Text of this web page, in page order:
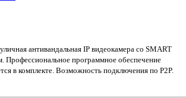
антивандальная IP видеокамера со SMART
Профессиональное программное обеспечение
в комплекте. Возможность подключения по P2P.